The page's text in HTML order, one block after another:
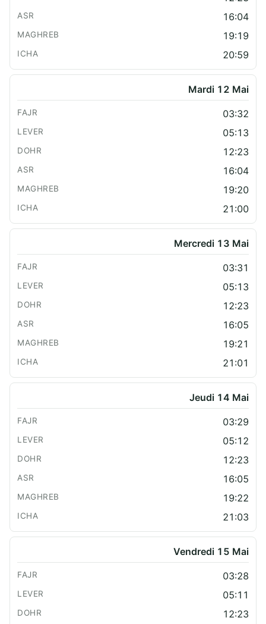
16:04
19:19
20:59
Mardi 12 Mai
03:32
05:13
12:23
16:04
19:20
21:00
Mercredi 13 Mai
03:31
05:13
12:23
16:05
19:21
21:01
Jeudi 14 Mai
03:29
05:12
12:23
16:05
19:22
21:03
Vendredi 15 Mai
03:28
05:11
12:23